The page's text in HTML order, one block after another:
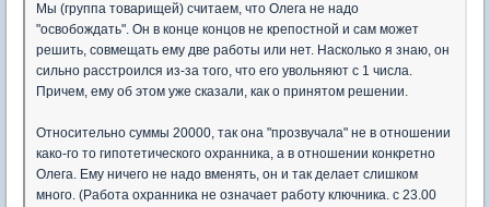
Мы (группа товарищей) считаем, что Олега не надо
"освобождать". Он в конце концов не крепостной и сам может
решить, совмещать ему две работы или нет. Насколько я знаю, он
сильно расстроился из-за того, что его увольняют с 1 числа.
Причем, ему об этом уже сказали, как о принятом решении.
Относительно суммы 20000, так она "прозвучала" не в отношении
како-го то гипотетического охранника, а в отношении конкретно
Олега. Ему ничего не надо вменять, он и так делает слишком
много. (Работа охранника не означает работу ключника. с 23.00